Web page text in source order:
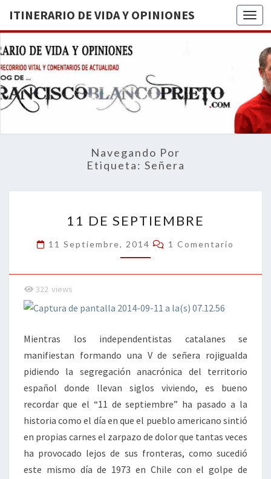
ITINERARIO DE VIDA Y OPINIONES
DE
BREVE
RECORRIDO
VITAL Y
ACTUALIDAD
Navegando Por
Etiqueta: Señera
DE
SEPTIEMBRE
11 DE SEPTIEMBRE
11 Septiembre, 2014 Comentarios
1 Comentario
322 views
Mientras los independentistas catalanes se
manifiestan formando una V de señera rojigualda
pidiendo la segregación anacrónica del territorio
español donde llevan siglos viviendo, es bueno
recordar que el “11 de septiembre” ha pasado a la
historia como el día en que el pueblo americano sintió
en propias carnes el zarpazo de dolor que tantas veces
ha provocado lejos de sus fronteras, como sucedió
este mismo día de 1973 en Chile con el golpe de